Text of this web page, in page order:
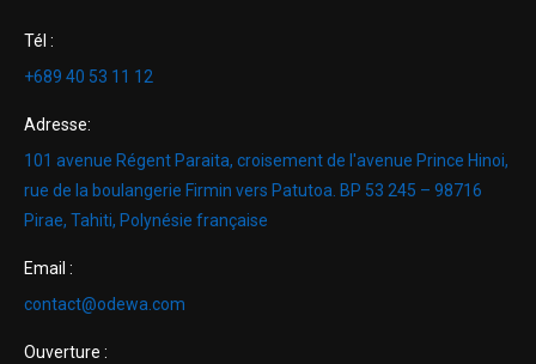
Tél :
+689 40 53 11 12
Adresse:
101 avenue Régent Paraita, croisement de l'avenue Prince Hinoi,
rue de la boulangerie Firmin vers Patutoa. BP 53 245 – 98716
Pirae, Tahiti, Polynésie française
Email :
contact@odewa.com
Ouverture :